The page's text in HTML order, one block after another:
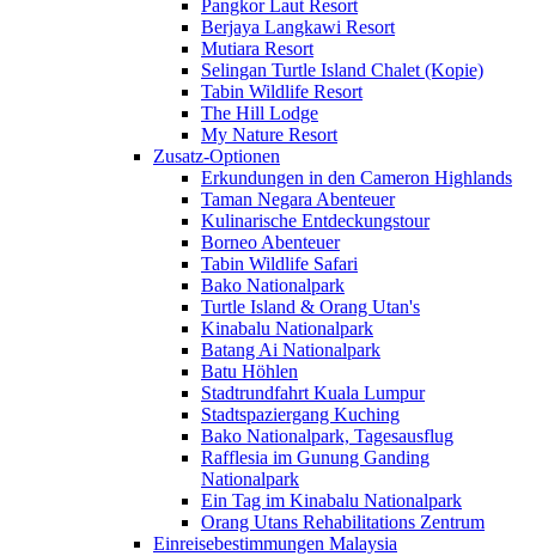
Pangkor Laut Resort
Berjaya Langkawi Resort
Mutiara Resort
Selingan Turtle Island Chalet (Kopie)
Tabin Wildlife Resort
The Hill Lodge
My Nature Resort
Zusatz-Optionen
Erkundungen in den Cameron Highlands
Taman Negara Abenteuer
Kulinarische Entdeckungstour
Borneo Abenteuer
Tabin Wildlife Safari
Bako Nationalpark
Turtle Island & Orang Utan's
Kinabalu Nationalpark
Batang Ai Nationalpark
Batu Höhlen
Stadtrundfahrt Kuala Lumpur
Stadtspaziergang Kuching
Bako Nationalpark, Tagesausflug
Rafflesia im Gunung Ganding
Nationalpark
Ein Tag im Kinabalu Nationalpark
Orang Utans Rehabilitations Zentrum
Einreisebestimmungen Malaysia